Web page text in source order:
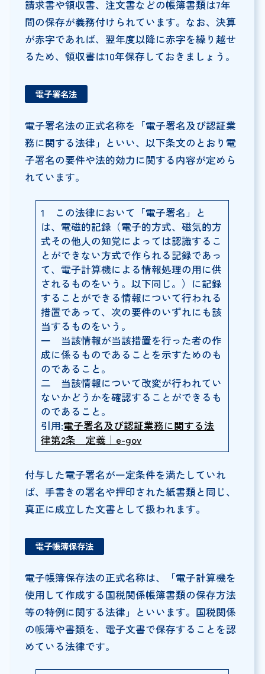
請求書や領収書、注文書などの帳簿書類は7年
間の保存が義務付けられています。なお、決算
が赤字であれば、翌年度以降に赤字を繰り越せ
るため、領収書は10年保存しておきましょう。
電子署名法
電子署名法の正式名称を「電子署名及び認証業
務に関する法律」といい、以下条文のとおり電
子署名の要件や法的効力に関する内容が定めら
れています。
1 この法律において「電子署名」と
は、電磁的記録（電子的方式、磁気的方
式その他人の知覚によっては認識するこ
とができない方式で作られる記録であっ
て、電子計算機による情報処理の用に供
されるものをいう。以下同じ。）に記録
することができる情報について行われる
措置であって、次の要件のいずれにも該
当するものをいう。
一 当該情報が当該措置を行った者の作
成に係るものであることを示すためのも
のであること。
二 当該情報について改変が行われてい
ないかどうかを確認することができるも
のであること。
引用:電子署名及び認証業務に関する法
律第2条 定義｜e-gov
付与した電子署名が一定条件を満たしていれ
ば、手書きの署名や押印された紙書類と同じ、
真正に成立した文書として扱われます。
電子帳簿保存法
電子帳簿保存法の正式名称は、「電子計算機を
使用して作成する国税関係帳簿書類の保存方法
等の特例に関する法律」といいます。国税関係
の帳簿や書類を、電子文書で保存することを認
めている法律です。